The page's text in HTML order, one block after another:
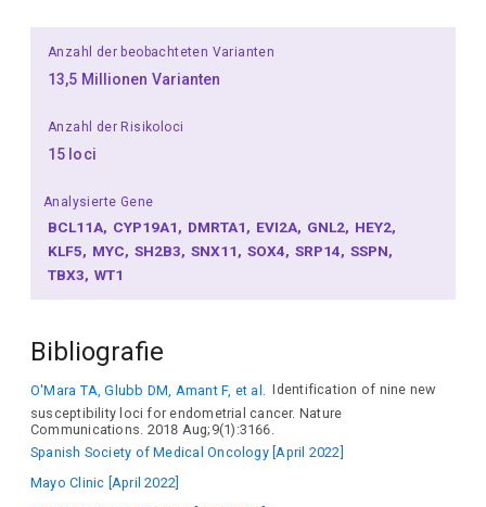
Anzahl der beobachteten Varianten
13,5 Millionen Varianten
Anzahl der Risikoloci
15 loci
Analysierte Gene
BCL11A CYP19A1 DMRTA1 EVI2A GNL2 HEY2
KLF5 MYC SH2B3 SNX11 SOX4 SRP14 SSPN
TBX3 WT1
Bibliografie
O'Mara TA, Glubb DM, Amant F, et al.
Identification of nine new
susceptibility loci for endometrial cancer. Nature
Communications. 2018 Aug;9(1):3166.
Spanish Society of Medical Oncology [April 2022]
Mayo Clinic [April 2022]